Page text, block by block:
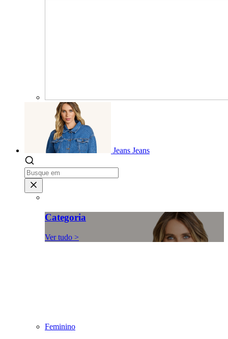
Jeans Jeans
Categoria
Ver tudo >
Feminino